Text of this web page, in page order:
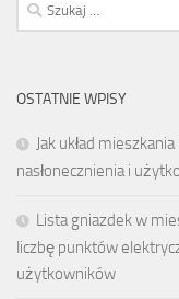
OSTATNIE WPISY
Jak układ
nasłonecznienia i
Lista gniazdek w
liczbę punktów
użytkowników